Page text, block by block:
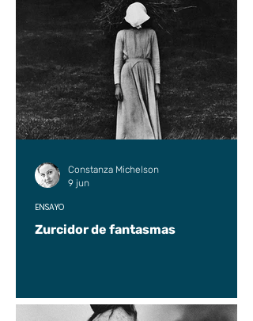
Zurcidor de fantasmas
ENSAYO
Constanza Michelson
9 jun